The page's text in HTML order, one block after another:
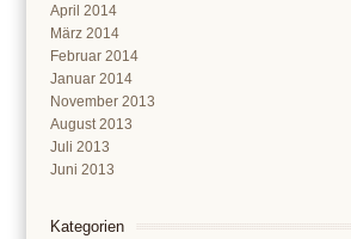
April 2014
März 2014
Februar 2014
Januar 2014
November 2013
August 2013
Juli 2013
Juni 2013
Kategorien